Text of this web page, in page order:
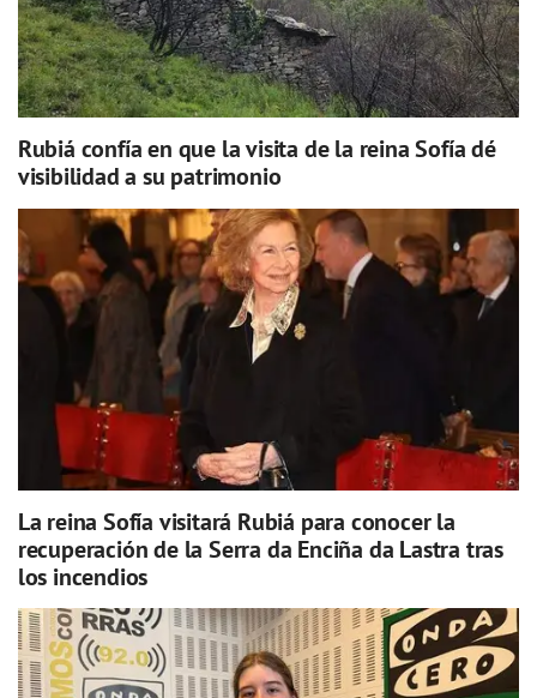
Rubiá confía en que la visita de la reina Sofía dé
visibilidad a su patrimonio
La reina Sofía visitará Rubiá para conocer la
recuperación de la Serra da Enciña da Lastra tras
los incendios